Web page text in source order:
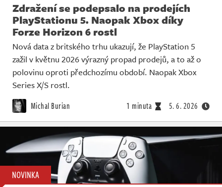
Zdražení se podepsalo na prodejích
PlayStationu 5. Naopak Xbox díky
Forze Horizon 6 rostl
Nová data z britského trhu ukazují, že PlayStation 5
zažil v květnu 2026 výrazný propad prodejů, a to až o
polovinu oproti předchozímu období. Naopak Xbox
Series X/S rostl.
Michal Burian 1 minuta 5. 6. 2026
NOVINKA